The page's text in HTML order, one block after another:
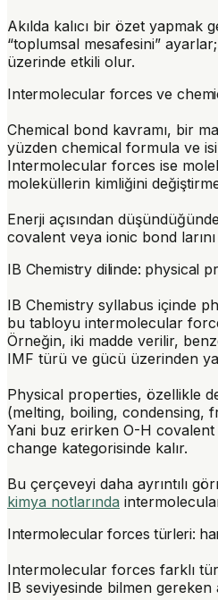
Akılda kalıcı bir özet yapmak
“toplumsal mesafesini” ayarlar
üzerinde etkili olur.
Intermolecular forces ve
Chemical bond kavramı, bir
yüzden chemical formula ve
Intermolecular forces ise
moleküllerin kimliğini
Enerji açısından
covalent veya ionic bond
IB Chemistry dilinde: physical
IB Chemistry syllabus içinde
bu tabloyu intermolecular
Örneğin, iki madde verilir,
IMF türü ve gücü üzerinden
Physical properties, özellikle
(melting, boiling, condensing,
Yani buz erirken O-H
change kategorisinde kalır.
Bu çerçeveyi daha ayrıntılı
kimya notlarında
Intermolecular forces türleri:
Intermolecular forces farklı
IB seviyesinde bilmen